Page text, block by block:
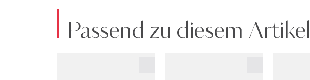
Passend zu diesem Artikel